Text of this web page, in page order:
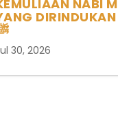
NABI
30, 2026